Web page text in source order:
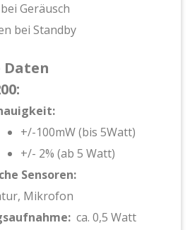
Geräusch
bei Standby
Daten
+/-100mW (bis 5Watt)
+/- 2% (ab 5 Watt)
Sensoren:
Mikrofon
ca. 0,5 Watt